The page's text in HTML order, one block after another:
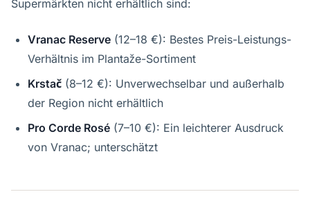
Supermärkten nicht erhältlich sind:
Vranac Reserve (12–18 €): Bestes Preis-Leistungs-
Verhältnis im Plantaže-Sortiment
Krstač (8–12 €): Unverwechselbar und außerhalb
der Region nicht erhältlich
Pro Corde Rosé (7–10 €): Ein leichterer Ausdruck
von Vranac; unterschätzt